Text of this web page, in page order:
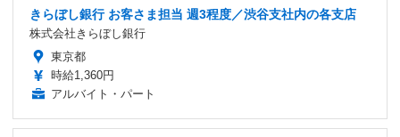
きらぼし銀行 お客さま担当 週3程度／渋谷支社内の各支店
株式会社きらぼし銀行
東京都
時給1,360円
アルバイト・パート